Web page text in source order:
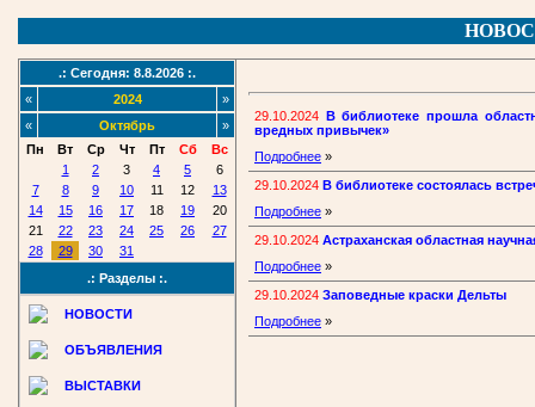
.: Сегодня: 8.8.2026 :.
«
2024
»
«
Октябрь
»
Пн
Вт Ср Чт Пт Сб
Вс
1
2 3 4 5
6
7
8 9 10 11 12
13
14
15 16 17 18 19
20
21
22 23 24 25 26
27
28
29 30
31
.: Разделы :.
НОВОСТИ
ОБЪЯВЛЕНИЯ
ВЫСТАВКИ
29.10.2024 В библиотеке прошла
вредных привычек»
Подробнее »
29.10.2024 В библиотеке состоялась
Подробнее »
29.10.2024 Астраханская областная
Подробнее »
29.10.2024 Заповедные краски Дельты
Подробнее »